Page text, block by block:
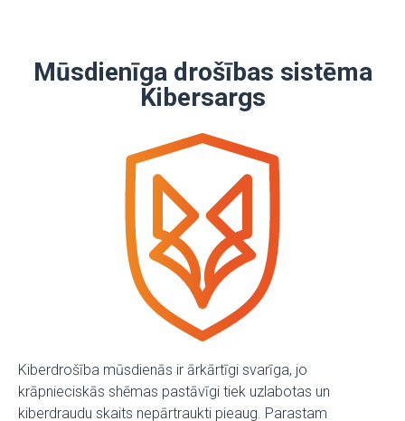
Mūsdienīga drošības sistēma
Kibersargs
Kiberdrošība mūsdienās ir ārkārtīgi svarīga, jo
krāpnieciskās shēmas pastāvīgi tiek uzlabotas un
kiberdraudu skaits nepārtraukti pieaug. Parastam